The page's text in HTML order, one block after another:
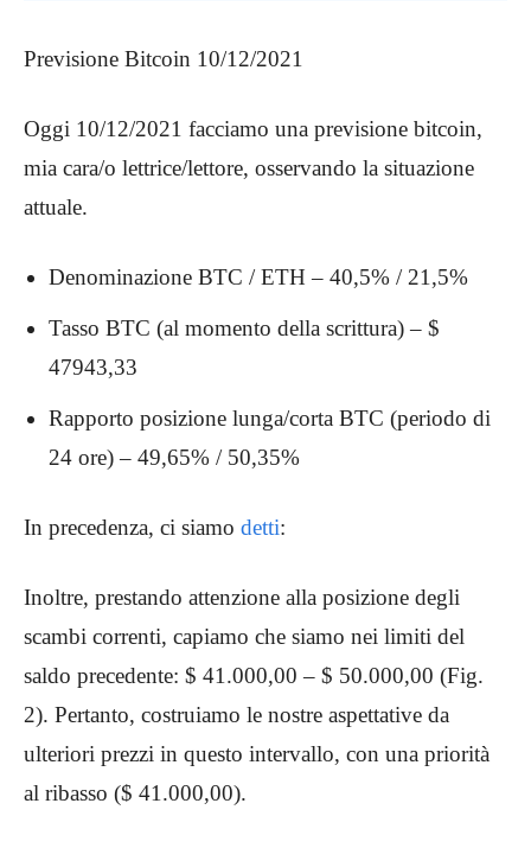
Previsione Bitcoin 10/12/2021
Oggi 10/12/2021 facciamo una previsione bitcoin,
mia cara/o lettrice/lettore, osservando la situazione
attuale.
Denominazione BTC / ETH – 40,5% / 21,5%
Tasso BTC (al momento della scrittura) – $
47943,33
Rapporto posizione lunga/corta BTC (periodo di
24 ore) – 49,65% / 50,35%
In precedenza, ci siamo detti:
Inoltre, prestando attenzione alla posizione degli
scambi correnti, capiamo che siamo nei limiti del
saldo precedente: $ 41.000,00 – $ 50.000,00 (Fig.
2). Pertanto, costruiamo le nostre aspettative da
ulteriori prezzi in questo intervallo, con una priorità
al ribasso ($ 41.000,00).